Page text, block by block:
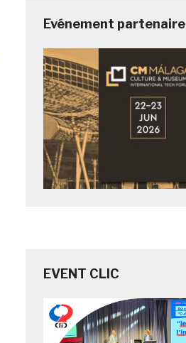
Evénement partenaire
EVENT CLIC